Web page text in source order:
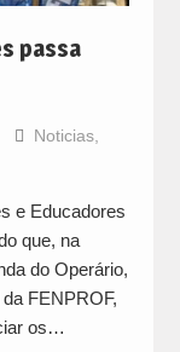
passa
Noticias,
e Educadores
que, na
do Operário,
FENPROF,
os…